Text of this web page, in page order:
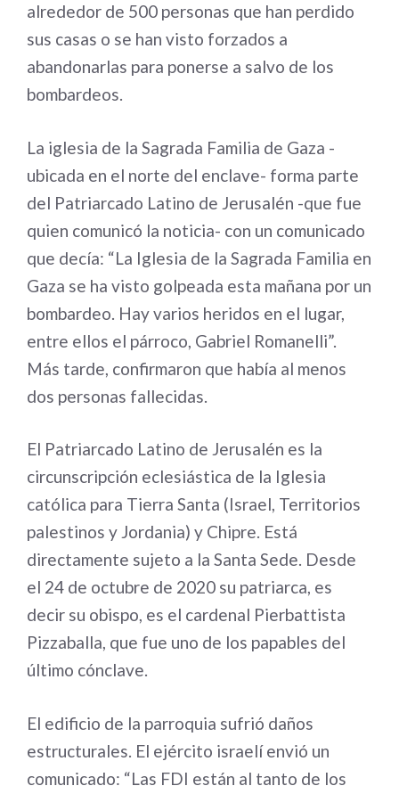
alrededor de 500 personas que han perdido
sus casas o se han visto forzados a
abandonarlas para ponerse a salvo de los
bombardeos.
La iglesia de la Sagrada Familia de Gaza -
ubicada en el norte del enclave- forma parte
del Patriarcado Latino de Jerusalén -que fue
quien comunicó la noticia- con un comunicado
que decía: “La Iglesia de la Sagrada Familia en
Gaza se ha visto golpeada esta mañana por un
bombardeo. Hay varios heridos en el lugar,
entre ellos el párroco, Gabriel Romanelli”.
Más tarde, confirmaron que había al menos
dos personas fallecidas.
El Patriarcado Latino de Jerusalén es la
circunscripción eclesiástica de la Iglesia
católica para Tierra Santa (Israel, Territorios
palestinos y Jordania) y Chipre. Está
directamente sujeto a la Santa Sede. Desde
el 24 de octubre de 2020 su patriarca, es
decir su obispo, es el cardenal Pierbattista
Pizzaballa, que fue uno de los papables del
último cónclave.
El edificio de la parroquia sufrió daños
estructurales. El ejército israelí envió un
comunicado: “Las FDI están al tanto de los